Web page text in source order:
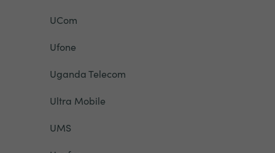
UCom
Ufone
Uganda Telecom
Ultra Mobile
UMS